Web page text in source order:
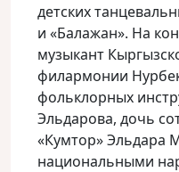
детских
и «Балажан». На
музыкант
филармонии
фольклорных
Эльдарова, дочь
«Кумтор» Эльдара
национальными